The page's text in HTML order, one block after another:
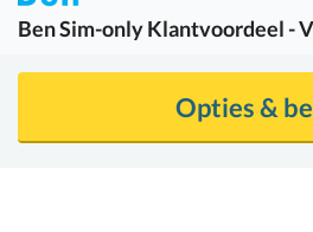
BenSim-only Klantvoordeel -
Opties &